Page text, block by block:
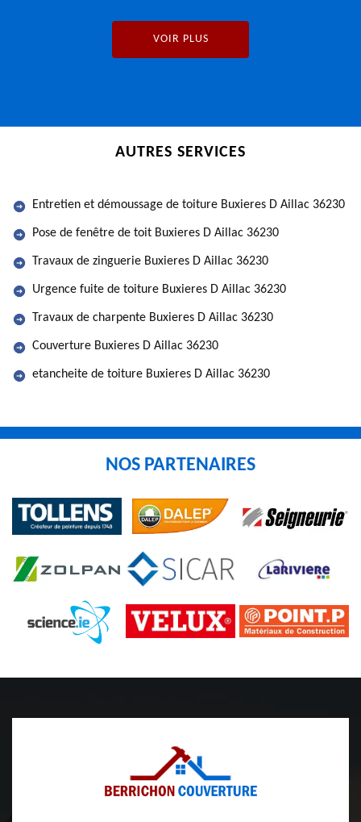
VOIR PLUS
AUTRES SERVICES
Entretien et démoussage de toiture Buxieres D Aillac 36230
Pose de fenêtre de toit Buxieres D Aillac 36230
Travaux de zinguerie Buxieres D Aillac 36230
Urgence fuite de toiture Buxieres D Aillac 36230
Travaux de charpente Buxieres D Aillac 36230
Couverture Buxieres D Aillac 36230
etancheite de toiture Buxieres D Aillac 36230
NOS PARTENAIRES